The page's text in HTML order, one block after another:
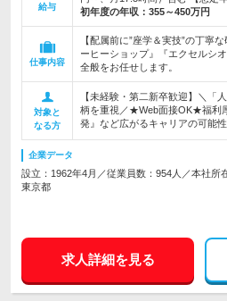
給与
初年度の年収： 355～450万円
仕事内容
【配属前に”座学＆実技”の丁寧
ーヒーショップ』『エクセルシ
全般をお任せします。
対象と
なる方
【未経験・第二新卒歓迎】＼「
柄を重視／★Web面接OK★福利
発』など広がるキャリアの可能性
企業データ
設立：1962年4月／従業員数：954人／本社所
東京都
求人詳細を見る